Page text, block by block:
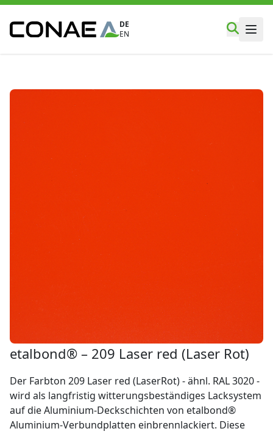
DE
EN
etalbond® – 209 Laser red (Laser Rot)
Der Farbton 209 Laser red (LaserRot) - ähnl. RAL 3020 -
wird als langfristig witterungsbeständiges Lacksystem
auf die Aluminium-Deckschichten von etalbond®
Aluminium-Verbundplatten einbrennlackiert. Diese